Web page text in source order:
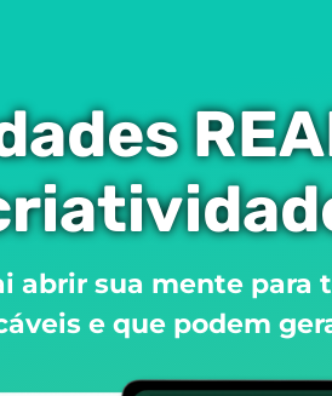
abrir sua mente para
e que podem